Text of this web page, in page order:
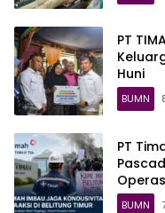
PT
Huni
BUMN
PT
BUMN